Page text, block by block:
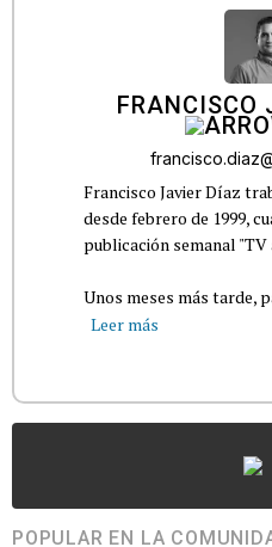
FRANCISCO
Francisco Javier Díaz
desde febrero de 1999,
publicación semanal "TV
Unos meses más tarde,
Leer más
POPULAR EN LA